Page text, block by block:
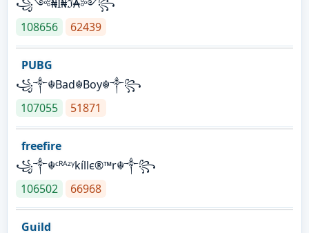
꧁༺₦Ї₦ℑ₳༻꧂
108656
62439
PUBG
꧁༒☬Bad☬Boy☬༒꧂
107055
51871
freefire
꧁༒☬ᶜᴿᴬᶻᵞkíllє®™r☬༒꧂
106502
66968
Guild